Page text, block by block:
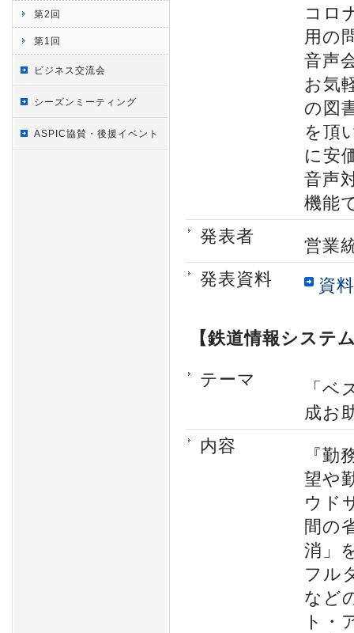
第2回
第1回
ビジネス交流会
シーズンミーティング
ASPIC協賛・後援イベント
コロ
用の
音声
お気
の図
を頂
に安
音声
機能
発表者
営業
発表資料
資
【鉄道情報システ
テーマ
「
成お
内容
『
望や
ウド
間の
消」
フル
など
ト・